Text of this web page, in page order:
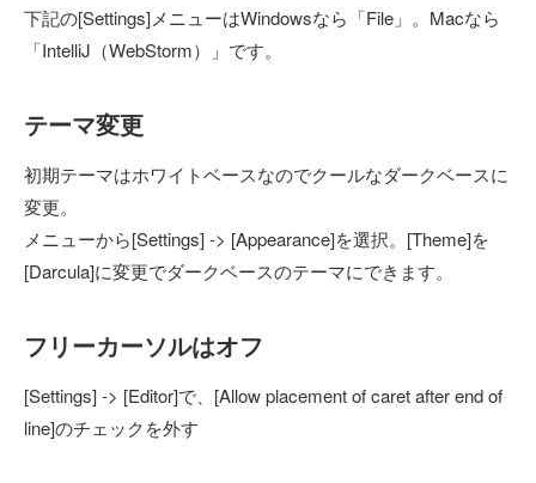
下記の[Settings]メニューはWindowsなら「File」。Macなら
「IntelliJ（WebStorm）」です。
テーマ変更
初期テーマはホワイトベースなのでクールなダークベースに
変更。
メニューから[Settings] -> [Appearance]を選択。[Theme]を
[Darcula]に変更でダークベースのテーマにできます。
フリーカーソルはオフ
[Settings] -> [Editor]で、[Allow placement of caret after end of
line]のチェックを外す